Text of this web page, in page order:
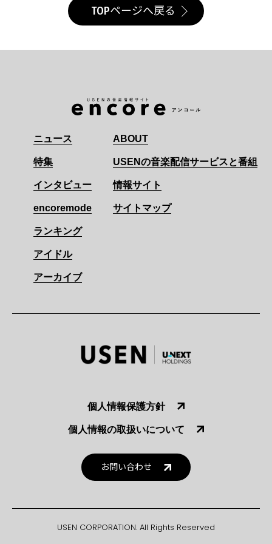
TOPページへ戻る
ニュース
特集
インタビュー
encoremode
ランキング
アイドル
アーカイブ
ABOUT
USENの音楽配信サービスと番組
情報サイト
サイトマップ
個人情報保護方針
個人情報の取扱いについて
お問い合わせ
USEN CORPORATION. All Rights Reserved